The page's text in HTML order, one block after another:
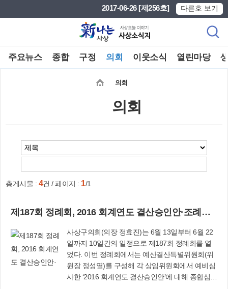
2017-06-26 [제256호] 다른호 보기
주요뉴스 종합 구정 의회 이웃소식 열린마당
의회
의회
총게시물 : 4건 / 페이지 : 1/1
제187회 정례회, 2016 회계연도 결산승인안·조례안 등 꼼꼼히 심의·가결
사상구의회(의장 정효진)는 6월 13일부터 6월 22
일까지 10일간의 일정으로 제187회 정례회를 열
었다. 이번 정례회에서는 예산결산특별위원회(위
원장 정성열)를 구성해 각 상임위원회에서 예비심
사한 ‘2016 회계연도 결산승인안’에 대해 종합심사